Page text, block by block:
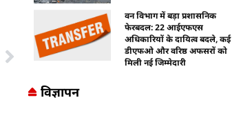
वन विभाग में बड़ा प्रशासनिक
फेरबदल: 22 आईएफएस
अधिकारियों के दायित्व बदले, कई
डीएफओ और वरिष्ठ अफसरों को
मिली नई जिम्मेदारी
विज्ञापन